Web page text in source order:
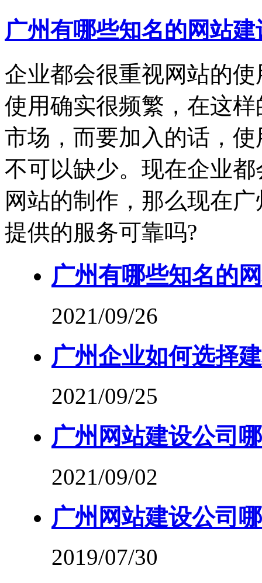
广州有哪些知名的网站
企业都会很重视网站的
使用确实很频繁，在这
市场，而要加入的话，
不可以缺少。现在企业
网站的制作，那么现在
提供的服务可靠吗?
广州有哪些知名的
2021/09/26
广州企业如何选择
2021/09/25
广州网站建设公司
2021/09/02
广州网站建设公司
2019/07/30